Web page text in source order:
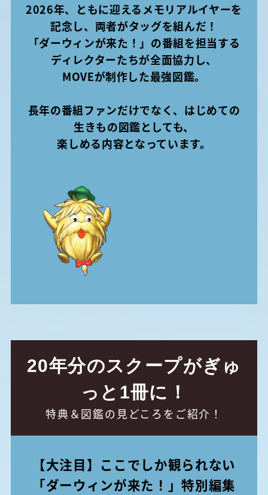
2026年、ともに迎えるメモリアルイヤーを
記念し、両者がタッグを組んだ！
「ダーウィンが来た！」の番組を担当する
ディレクターたちが全面協力し、
MOVEが制作した最強図鑑。
長年の番組ファンだけでなく、はじめての
生きもの図鑑としても、
楽しめる内容となっています。
20年分のスクープがぎゅ
っと1冊に！
特典＆図鑑の見どころをご紹介！
【大注目】ここでしか観られない
「ダーウィンが来た！」特別編集